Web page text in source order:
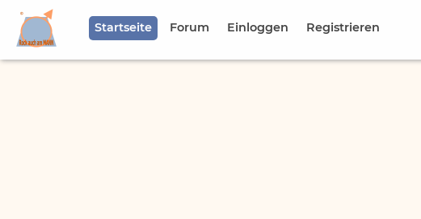
Startseite Forum Einloggen Registrieren